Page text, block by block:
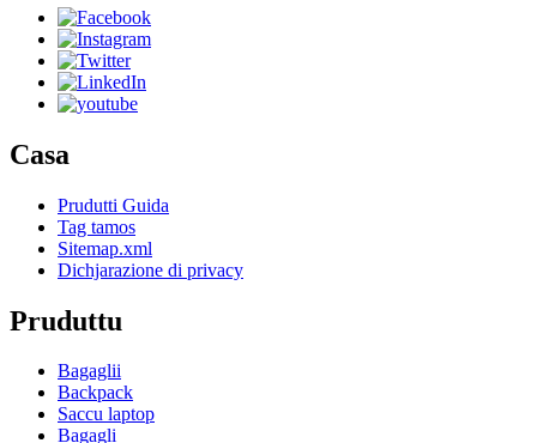
Casa
Prudutti Guida
Tag tamos
Sitemap.xml
Dichjarazione di privacy
Pruduttu
Bagaglii
Backpack
Saccu laptop
Bagagli